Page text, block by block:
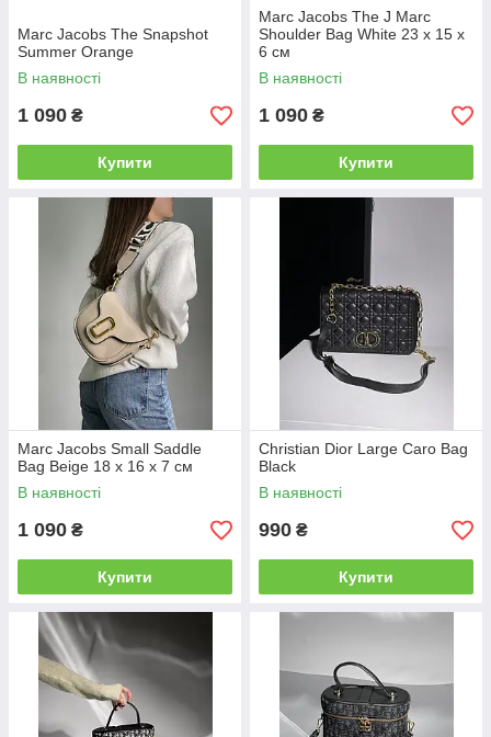
Marc Jacobs The Snapshot
Summer Orange
В наявності
1 090 ₴
Купити
Marc Jacobs The J Marc
Shoulder Bag White 23 х 15 х
6 см
В наявності
1 090 ₴
Купити
Marc Jacobs Small Saddle
Bag Beige 18 х 16 х 7 см
В наявності
1 090 ₴
Купити
Christian Dior Large Caro Bag
Black
В наявності
990 ₴
Купити